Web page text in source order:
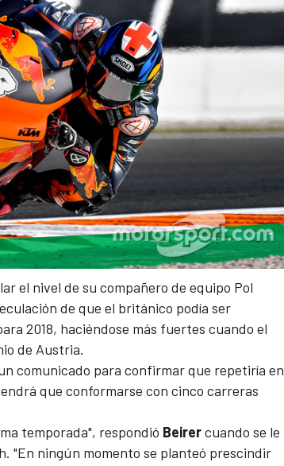
el nivel de su compañero de equipo Pol
de que el británico podía ser
2018, haciéndose más fuertes cuando el
de Austria.
comunicado para confirmar que repetiría en
que conformarse con cinco carreras
temporada", respondió Beirercuando se le
. "En ningún momento se planteó prescindir